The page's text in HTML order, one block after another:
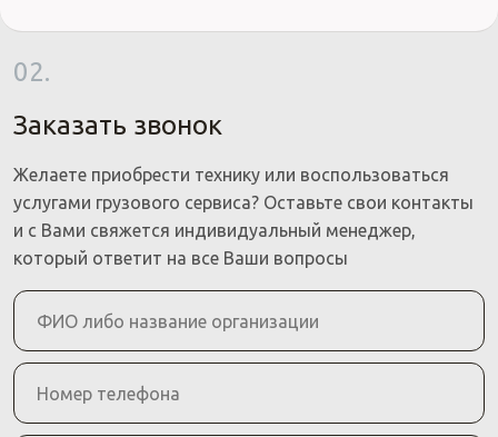
02.
Заказать звонок
Желаете приобрести технику или воспользоваться
услугами грузового сервиса? Оставьте свои контакты
и с Вами свяжется индивидуальный менеджер,
который ответит на все Ваши вопросы